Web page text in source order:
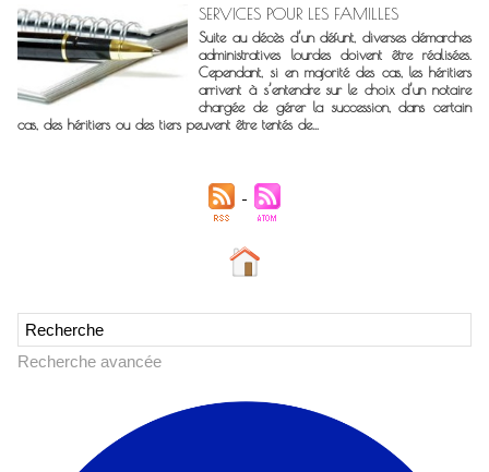
SERVICES POUR LES FAMILLES
Suite au décès d’un défunt, diverses démarches
administratives lourdes doivent être réalisées.
Cependant, si en majorité des cas, les héritiers
arrivent à s’entendre sur le choix d’un notaire
chargée de gérer la succession, dans certain
cas, des héritiers ou des tiers peuvent être tentés de...
Recherche avancée